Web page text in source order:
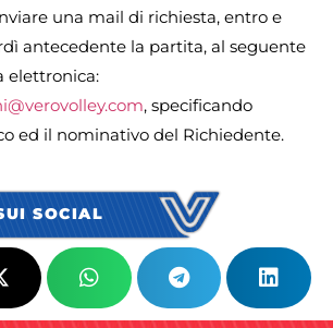
una mail di richiesta, entro e
antecedente la partita, al seguente
elettronica:
, specificando
ed il nominativo del Richiedente.
SOCIAL